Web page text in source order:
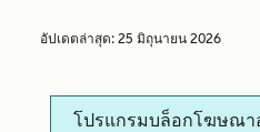
อัปเดตล่าสุด: 25 มิถุนายน 2026
โปรแกรมบล็อกโฆษณา